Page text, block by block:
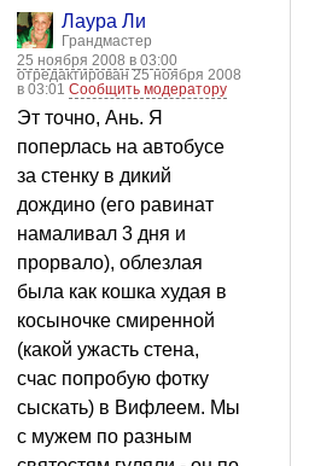
Лаура Ли
Грандмастер
25 ноября 2008 в 03:00
отредактирован 25 ноября 2008
в 03:01 Сообщить модератору
Эт точно, Ань. Я
поперлась на автобусе
за стенку в дикий
дождино (его равинат
намаливал 3 дня и
прорвало), облезлая
была как кошка худая в
косыночке смиренной
(какой ужасть стена,
счас попробую фотку
сыскать) в Вифлеем. Мы
с мужем по разным